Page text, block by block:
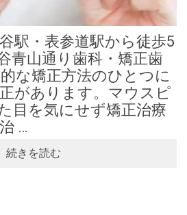
駅・表参道駅から徒歩5
青山通り歯科・矯正歯
な矯正方法のひとつに
があります。マウスピ
目を気にせず矯正治療
…
続きを読む